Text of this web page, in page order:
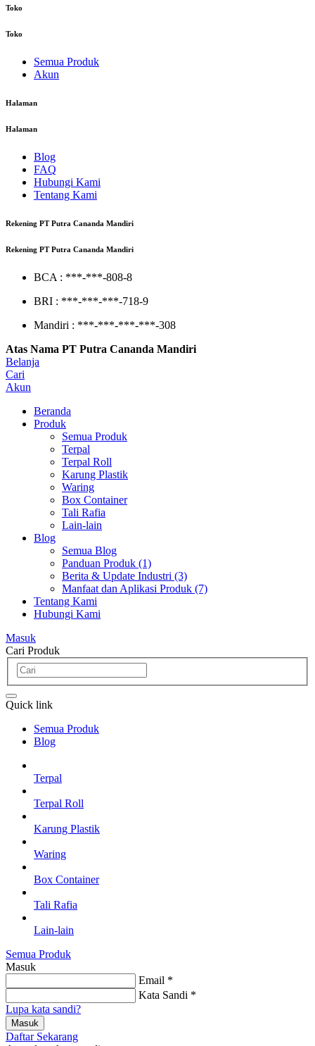
Toko
Toko
Semua Produk
Akun
Halaman
Halaman
Blog
FAQ
Hubungi Kami
Tentang Kami
Rekening PT Putra Cananda Mandiri
Rekening PT Putra Cananda Mandiri
BCA : ***-***-808-8
BRI : ***-***-***-718-9
Mandiri : ***-***-***-***-308
Atas Nama PT Putra Cananda Mandiri
Belanja
Cari
Akun
Beranda
Produk
Semua Produk
Terpal
Terpal Roll
Karung Plastik
Waring
Box Container
Tali Rafia
Lain-lain
Blog
Semua Blog
Panduan Produk (1)
Berita & Update Industri (3)
Manfaat dan Aplikasi Produk (7)
Tentang Kami
Hubungi Kami
Masuk
Cari Produk
Quick link
Semua Produk
Blog
Terpal
Terpal Roll
Karung Plastik
Waring
Box Container
Tali Rafia
Lain-lain
Semua Produk
Masuk
Email *
Kata Sandi *
Lupa kata sandi?
Masuk
Daftar Sekarang